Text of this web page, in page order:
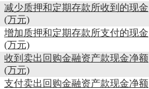
减少质押和定期存款所收到的现金
(万元)
增加质押和定期存款所支付的现金
(万元)
收到卖出回购金融资产款现金净额
(万元)
支付卖出回购金融资产款现金净额